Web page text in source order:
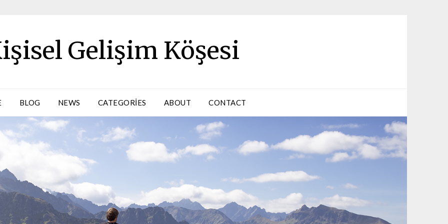
Gelişim Köşesi
BLOG NEWS CATEGORIES ABOUT CONTACT